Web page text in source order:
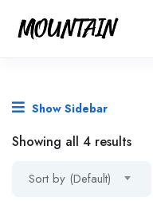
Show Sidebar
Showing all 4 results
Sort by (Default)